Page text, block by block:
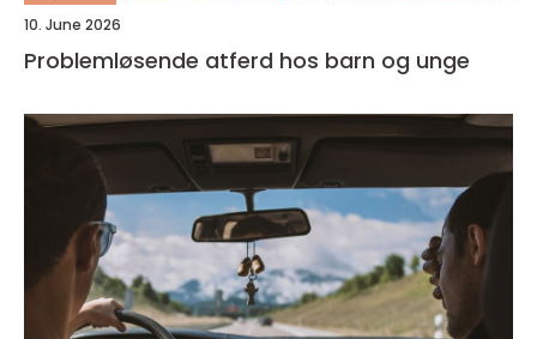
10. June 2026
Problemløsende atferd hos barn og unge